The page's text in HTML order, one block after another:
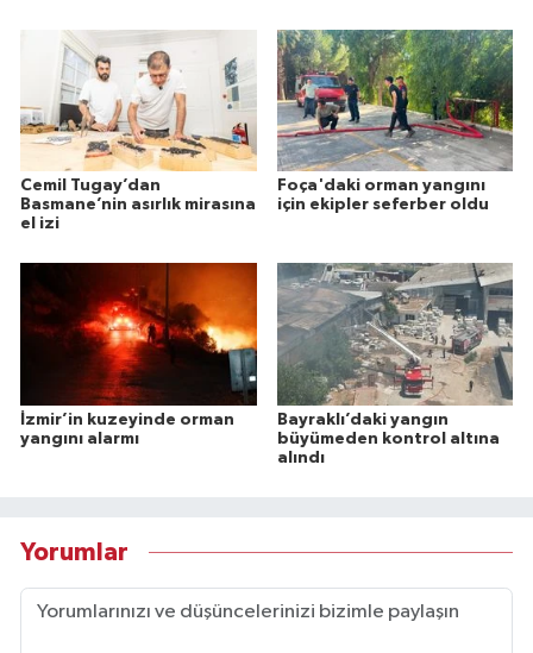
Cemil Tugay’dan
Basmane’nin asırlık mirasına
el izi
Foça'daki orman yangını
için ekipler seferber oldu
İzmir’in kuzeyinde orman
yangını alarmı
Bayraklı’daki yangın
büyümeden kontrol altına
alındı
Yorumlar